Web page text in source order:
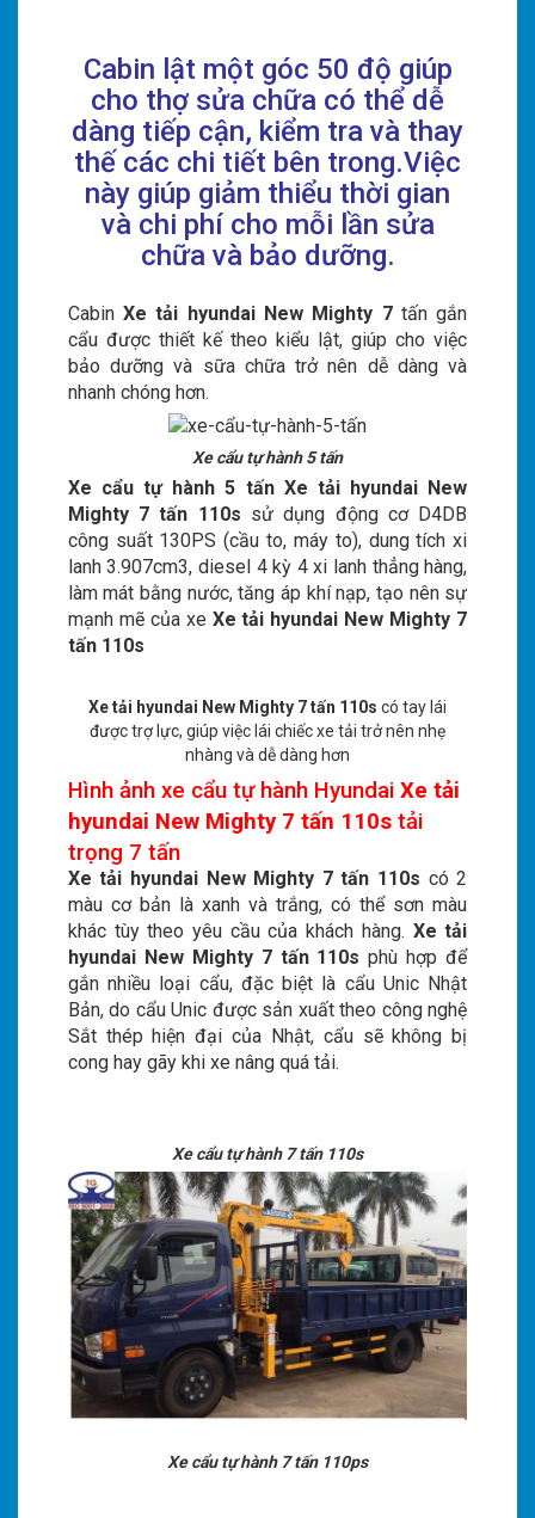
Cabin lật một góc 50 độ giúp
cho thợ sửa chữa có thể dễ
dàng tiếp cận, kiểm tra và thay
thế các chi tiết bên trong.Việc
này giúp giảm thiểu thời gian
và chi phí cho mỗi lần sửa
chữa và bảo dưỡng.
Cabin Xe tải hyundai New Mighty 7tấn gắn
cẩu được thiết kế theo kiểu lật, giúp cho việc
bảo dưỡng và sữa chữa trở nên dễ dàng và
nhanh chóng hơn.
Xe cẩu tự hành 5 tấn
Xe cẩu tự hành 5 tấn Xe tải hyundai New
Mighty 7 tấn 110s sử dụng động cơ D4DB
công suất 130PS (cầu to, máy to), dung tích xi
lanh 3.907cm3, diesel 4 kỳ 4 xi lanh thẳng hàng,
làm mát bằng nước, tăng áp khí nạp, tạo nên sự
mạnh mẽ của xe Xe tải hyundai New Mighty 7
tấn 110s
Xe tải hyundai New Mighty 7 tấn 110s có tay lái
được trợ lực, giúp việc lái chiếc xe tải trở nên nhẹ
nhàng và dễ dàng hơn
Hình ảnh xe cẩu tự hành Hyundai Xe tải
hyundai New Mighty 7 tấn 110s tải
trọng 7 tấn
Xe tải hyundai New Mighty 7 tấn 110s có 2
màu cơ bản là xanh và trắng, có thể sơn màu
khác tùy theo yêu cầu của khách hàng. Xe tải
hyundai New Mighty 7 tấn 110s phù hợp để
gắn nhiều loại cẩu, đặc biệt là cẩu Unic Nhật
Bản, do cẩu Unic được sản xuất theo công nghệ
Sắt thép hiện đại của Nhật, cẩu sẽ không bị
cong hay gãy khi xe nâng quá tải.
Xe cẩu tự hành 7 tấn 110s
Xe cẩu tự hành 7 tấn 110ps